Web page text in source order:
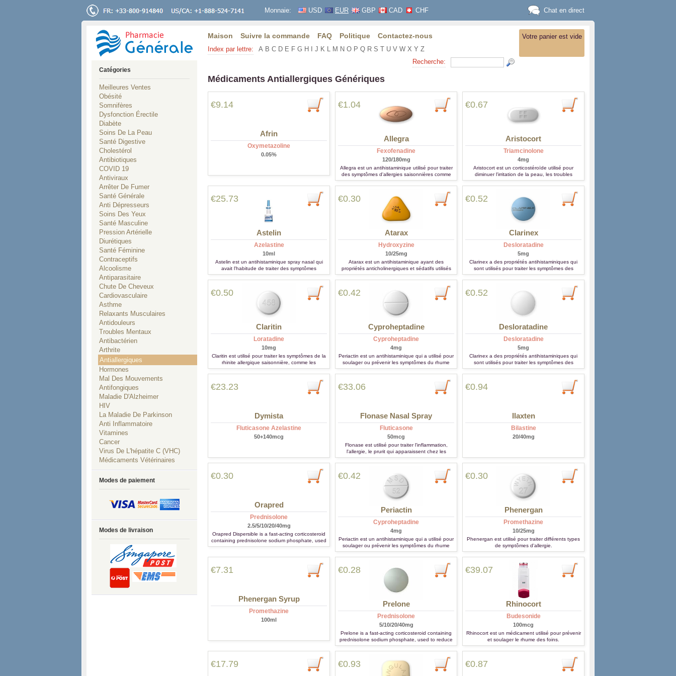
Monnaie: USD EUR GBP CAD CHF Chat en direct
Votre panier est vide
Maison Suivre la commande FAQ Politique Contactez-nous
Index par lettre: A B C D E F G H J K L M N O P Q R S T U V W X Y Z
Recherche:
Médicaments Antiallergiques Génériques
€9.14
Afrin
Oxymetazoline
0.05%
€1.04
Allegra
Fexofenadine
120/180mg
Allegra est un antihistaminique utilisé pour traiter
des symptômes d'allergies saisonnières comme
les éternuements, écoulement nasal, irritation de
la gorge, ou de démangeaisons, de
€0.67
Aristocort
Triamcinolone
4mg
Aristocort est un corticostéroïde utilisé pour
diminuer l'irritation de la peau, les troubles
allergiques, colite ulcéreuse, l'arthrite.
€25.73
Astelin
Azelastine
10ml
Astelin est un antihistaminique spray nasal qui
avait l'habitude de traiter des symptômes
d'allergie tels que le fait d'éternuer et le nez
démangeant, liquide.
€0.30
Atarax
Hydroxyzine
10/25mg
Atarax est un antihistaminique ayant des
propriétés anticholinergiques et sédatifs utilisés
pour traiter les allergies.
€0.52
Clarinex
Desloratadine
5mg
Clarinex a des propriétés antihistaminiques qui
sont utilisés pour traiter les symptômes des
affections allergiques (par exemple, des
démangeaisons / yeux larmoyants, nez qui coule,
€0.50
Claritin
Loratadine
10mg
Claritin est utilisé pour traiter les symptômes de la
rhinite allergique saisonnière, comme les
éternuements, de larmoiements et nez qui coule
et des démangeaisons du nez et la gorge.
€0.42
Cyproheptadine
Cyproheptadine
4mg
Periactin est un antihistaminique qui a utilisé pour
soulager ou prévenir les symptômes du rhume
des foins et d'autres types d'allergie.
€0.52
Desloratadine
Desloratadine
5mg
Clarinex a des propriétés antihistaminiques qui
sont utilisés pour traiter les symptômes des
affections allergiques (par exemple, des
démangeaisons / yeux larmoyants, nez qui coule,
€23.23
Dymista
Fluticasone Azelastine
50+140mcg
€33.06
Flonase Nasal Spray
Fluticasone
50mcg
Flonase est utilisé pour traiter l'inflammation,
l'allergie, le prurit qui apparaissent chez les
patients atteints de rhinite allergique, l'asthme,
l'eczéma.
€0.94
Ilaxten
Bilastine
20/40mg
€0.30
Orapred
Prednisolone
2.5/5/10/20/40mg
Orapred Dispersible is a fast-acting corticosteroid
containing prednisolone sodium phosphate, used
to reduce inflammation and treat conditions such
difficulty swallowing, as the tablets dissolve easily
€0.42
Periactin
Cyproheptadine
4mg
Periactin est un antihistaminique qui a utilisé pour
soulager ou prévenir les symptômes du rhume
des foins et d'autres types d'allergie.
€0.30
Phenergan
Promethazine
10/25mg
Phenergan est utilisé pour traiter différents types
de symptômes d'allergie.
€7.31
Phenergan Syrup
Promethazine
100ml
€0.28
Prelone
Prednisolone
5/10/20/40mg
Prelone is a fast-acting corticosteroid containing
prednisolone sodium phosphate, used to reduce
inflammation and treat conditions such as
asthma, allergies, and autoimmune diseases. It is
ideal for children or patients who have difficulty
swallowing, as the tablets dissolve easily in water.
€39.07
Rhinocort
Budesonide
100mcg
Rhinocort est un médicament utilisé pour prévenir
et soulager le rhume des foins.
€17.79 €0.93 €0.87
Catégories
Meilleures Ventes
Obésité
Somnifères
Dysfonction Érectile
Diabète
Soins De La Peau
Santé Digestive
Cholestérol
Antibiotiques
COVID 19
Antiviraux
Arrêter De Fumer
Santé Générale
Anti Dépresseurs
Soins Des Yeux
Santé Masculine
Pression Artérielle
Diurétiques
Santé Féminine
Contraceptifs
Alcoolisme
Antiparasitaire
Chute De Cheveux
Cardiovasculaire
Asthme
Relaxants Musculaires
Antidouleurs
Troubles Mentaux
Antibactérien
Arthrite
Antiallergiques
Hormones
Mal Des Mouvements
Antifongiques
Maladie D'Alzheimer
HIV
La Maladie De Parkinson
Anti Inflammatoire
Vitamines
Cancer
Virus De L'hépatite C (VHC)
Médicaments Vétérinaires
Modes de paiement
Modes de livraison